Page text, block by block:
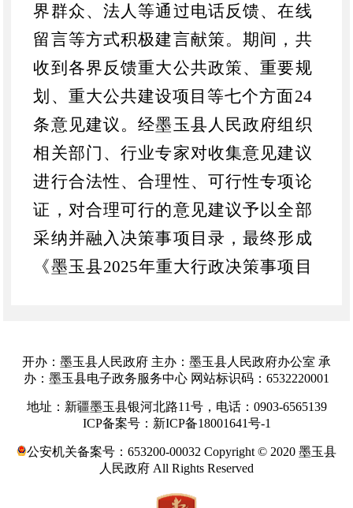
界群众、法人等通过电话反馈、在线
留言等方式积极建言献策。期间，共
收到各界反馈重大公共政策、重要规
划、重大公共建设项目等七个方面24
条意见建议。经墨玉县人民政府组织
相关部门、行业专家对收集意见建议
进行合法性、合理性、可行性专项论
证，对合理可行的意见建议予以全部
采纳并融入决策事项目录，最终形成
《墨玉县2025年重大行政决策事项目
畴，不予采纳。
感谢社会各界对我县重大行政决
策事项工作的关心与支持！
开办：墨玉县人民政府 主办：墨玉县人民政府办公室 承
办：墨玉县电子政务服务中心 网站标识码：6532220001
地址：新疆墨玉县银河北路11号，电话：0903-6565139
ICP备案号：新ICP备18001641号-1
公安机关备案号：653200-00032 Copyright © 2020 墨玉县
人民政府 All Rights Reserved